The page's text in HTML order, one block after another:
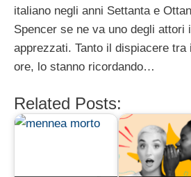
italiano negli anni Settanta e
Spencer se ne va uno degli attori
apprezzati. Tanto il dispiacere
ore, lo stanno ricordando…
Related Posts: